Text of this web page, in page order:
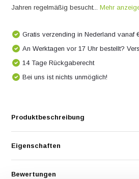
Jahren regelmäßig besucht...Mehr
Gratis verzending in Nederland vanaf
An Werktagen vor 17 Uhr bestellt?
14 Tage Rückgaberecht
Bei uns ist nichts unmöglich!
Produktbeschreibung
Eigenschaften
Bewertungen